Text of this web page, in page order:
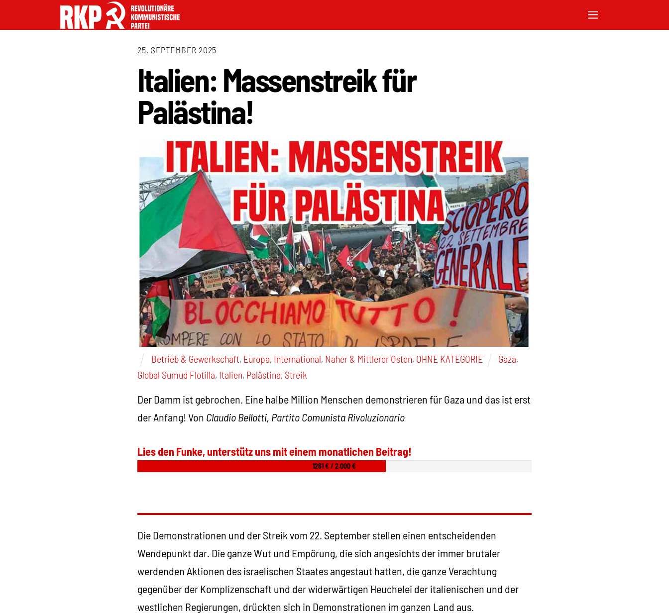
25. SEPTEMBER 2025
Italien: Massenstreik für
Palästina!
Betrieb & Gewerkschaft, Europa, International, Naher & Mittlerer Osten, OHNE KATEGORIE Gaza,
Global Sumud Flotilla, Italien, Palästina, Streik
Der Damm ist gebrochen. Eine halbe Million Menschen demonstrieren für Gaza und das ist erst
der Anfang! Von Claudio Bellotti, Partito Comunista Rivoluzionario
Lies den Funke, unterstütz uns mit einem monatlichen Beitrag!
1261 € / 2.000 €
Die Demonstrationen und der Streik vom 22. September stellen einen entscheidenden
Wendepunkt dar. Die ganze Wut und Empörung, die sich angesichts der immer brutaler
werdenden Aktionen des israelischen Staates angestaut hatten, die ganze Verachtung
gegenüber der Komplizenschaft und der widerwärtigen Heuchelei der italienischen und der
westlichen Regierungen, drückten sich in Demonstrationen im ganzen Land aus.